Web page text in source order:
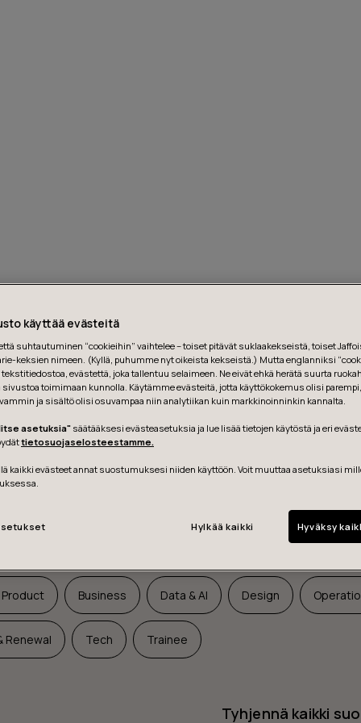
avoimet työpaikat
mukaan
Helsinki London Munich Poland Portugal
Product Business Data & AI Design
Renewal Tech Trainee
Tyhjennä kaikki
käyttää evästeitä
suhtautuminen “cookieihin” vaihtelee – toiset pitävät suklaakekseistä, toiset
keksien nimeen. (Kyllä, puhumme nyt oikeista kekseistä.) Mutta englanniksi
evästettä, joka tallentuu selaimeen. Ne eivät ehkä herätä suurta
sivustoa toimimaan kunnolla. Käytämme evästeitä, jotta käyttökokemus olisi
ja sisältö olisi osuvampaa niin analytiikan kuin markkinoinninkin kannalta.
asetuksia"säätääksesi evästeasetuksia ja lue lisää tietojen käytöstä ja eri
tietosuojaselosteestamme.
kaikki evästeet annat suostumuksesi niiden käyttöön. Voit muuttaa asetuksiasi
Hylkää kaikki Hyväksy